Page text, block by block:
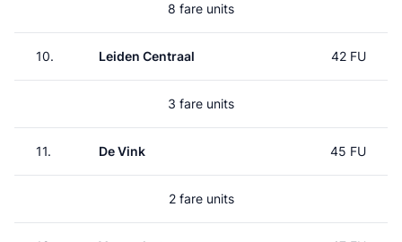
8 fare units
10. Leiden Centraal 42 FU
3 fare units
11. De Vink 45 FU
2 fare units